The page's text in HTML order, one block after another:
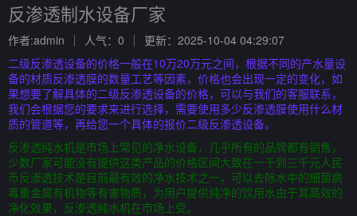
反渗透制水设备厂家
作者:admin 人气：0
更新：2025-10-04 04:29:07
二级反渗透设备的价格一般在10万20万元之间，根据不同的产水量设
备的材质反渗透膜的数量工艺等因素，价格也会出现一定的变化，如
果想要了解具体的二级反渗透设备的价格，可以与我们的客服联系，
我们会根据您的要求来进行选择，需要使用多少反渗透膜使用什么材
质的管道等，再给您一个具体的报价二级反渗透设备。
反渗透纯水机是市场上常见的净水设备，几乎所有的品牌都有销售，
少数厂家可能没有提供这类产品的价格区间大致在一千到三千元人民
币反渗透技术是目前最有效的净水技术之一，可以去除水中的细菌病
毒重金属有机物等有害物质，为用户提供纯净的饮用水由于其高效的
净化效果，反渗透纯水机在市场上受。